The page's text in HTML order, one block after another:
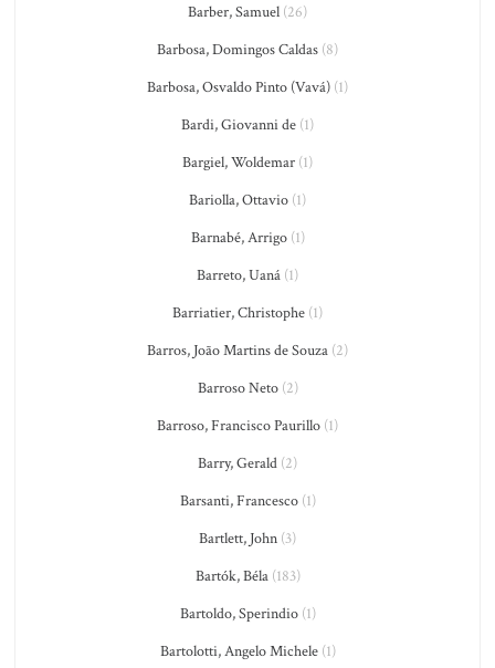
Barber, Samuel (26)
Barbosa, Domingos Caldas (8)
Barbosa, Osvaldo Pinto (Vavá) (1)
Bardi, Giovanni de (1)
Bargiel, Woldemar (1)
Bariolla, Ottavio (1)
Barnabé, Arrigo(1)
Barreto, Uaná (1)
Barriatier, Christophe (1)
Barros, João Martins de Souza (2)
Barroso Neto(2)
Barroso, Francisco Paurillo (1)
Barry, Gerald (2)
Barsanti, Francesco(1)
Bartlett, John (3)
Bartók, Béla(183)
Bartoldo, Sperindio(1)
Bartolotti, Angelo Michele(1)